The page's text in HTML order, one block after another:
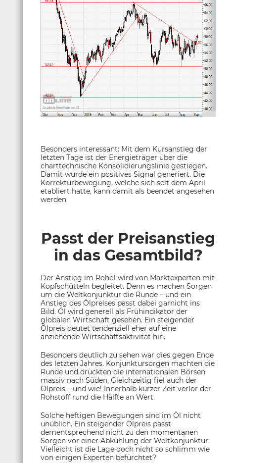
Besonders interessant: Mit dem Kursanstieg der
letzten Tage ist der Energieträger über die
charttechnische Konsolidierungslinie gestiegen.
Damit wurde ein positives Signal generiert. Die
Korrekturbewegung, welche sich seit dem April
etabliert hatte, kann damit als beendet angesehen
werden.
Passt der Preisanstieg
in das Gesamtbild?
Der Anstieg im Rohöl wird von Marktexperten mit
Kopfschütteln begleitet. Denn es machen Sorgen
um die Weltkonjunktur die Runde – und ein
Anstieg des Ölpreises passt dabei garnicht ins
Bild. Öl wird generell als Frühindikator der
globalen Wirtschaft gesehen. Ein steigender
Ölpreis deutet tendenziell eher auf eine
anziehende Wirtschaftsaktivität hin.
Besonders deutlich zu sehen war dies gegen Ende
des letzten Jahres. Konjunktursorgen machten die
Runde und drückten die internationalen Börsen
massiv nach Süden. Gleichzeitig fiel auch der
Ölpreis – und wie! Innerhalb kurzer Zeit verlor der
Rohstoff rund die Hälfte an Wert.
Solche heftigen Bewegungen sind im Öl nicht
unüblich. Ein steigender Ölpreis passt
dementsprechend nicht zu den momentanen
Sorgen vor einer Abkühlung der Weltkonjunktur.
Vielleicht ist die Lage doch nicht so schlimm wie
von einigen Experten befürchtet?